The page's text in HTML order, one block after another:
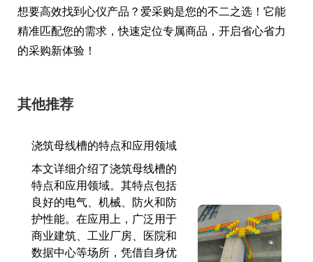
想要高效找到心仪产品？爱采购是您的不二之选！它能
精准匹配您的需求，快速定位专属商品，开启省心省力
的采购新体验！
其他推荐
浇筑母线槽的特点和应用领域
本文详细介绍了浇筑母线槽的
特点和应用领域。其特点包括
良好的电气、机械、防火和防
护性能。在应用上，广泛用于
商业建筑、工业厂房、医院和
数据中心等场所，凭借自身优